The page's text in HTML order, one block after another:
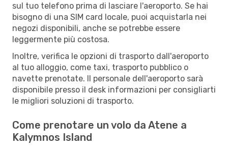
sul tuo telefono prima di lasciare l'aeroporto. Se hai
bisogno di una SIM card locale, puoi acquistarla nei
negozi disponibili, anche se potrebbe essere
leggermente più costosa.
Inoltre, verifica le opzioni di trasporto dall'aeroporto
al tuo alloggio, come taxi, trasporto pubblico o
navette prenotate. Il personale dell'aeroporto sarà
disponibile presso il desk informazioni per consigliarti
le migliori soluzioni di trasporto.
Come prenotare un volo da Atene a
Kalymnos Island